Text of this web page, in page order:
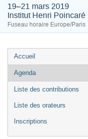
19–21 mars 2019
Institut Henri Poincaré
Fuseau horaire Europe/Paris
Menu
de
l'événement
Accueil
Agenda
Liste des contributions
Liste des orateurs
Inscriptions